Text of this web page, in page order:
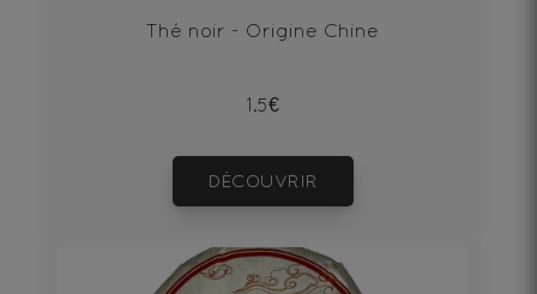
Thé noir - Origine Chine
1.5€
DÉCOUVRIR